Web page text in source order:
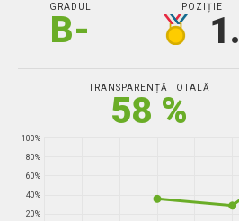
GRADUL
B-
POZIȚIE
1.
TRANSPARENȚĂ TOTALĂ
58 %
20%
40%
60%
80%
100%